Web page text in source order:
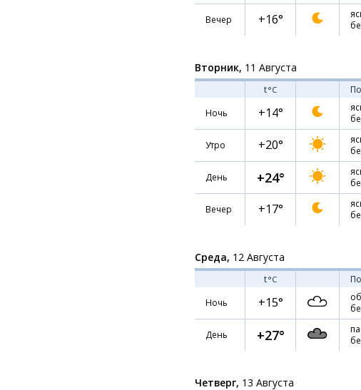
Вечер +16°
Вторник, 11 Августа
t°C
Ночь
+14°
Утро +20°
День +24°
Вечер +17°
Среда, 12 Августа
t°C
Ночь
+15°
День +27°
Четверг, 13 Августа